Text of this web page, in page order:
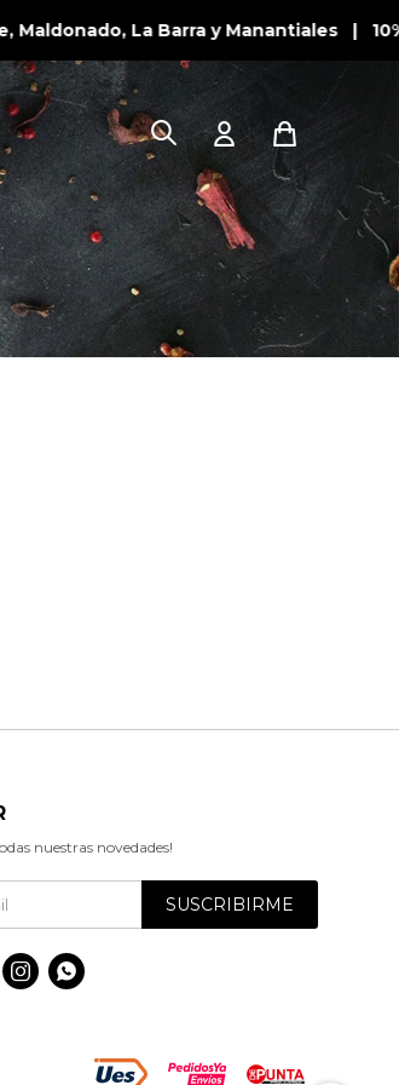
La Barra y Manantiales |
nuestras novedades!
SUSCRIBIRME
 